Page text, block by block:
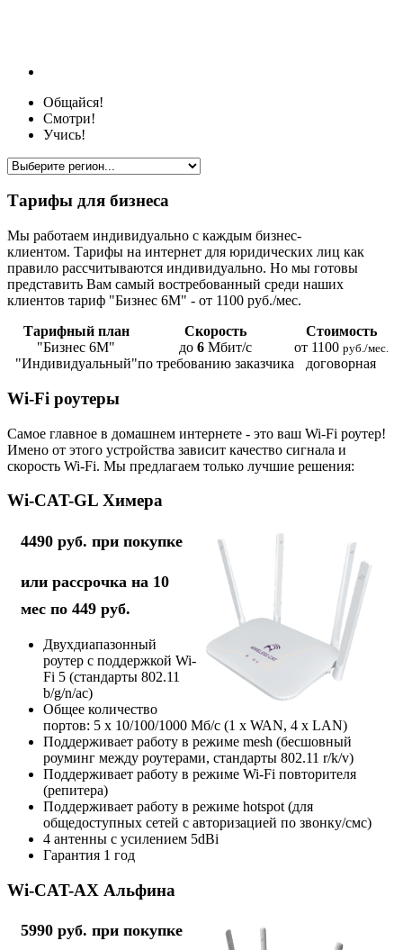
Общайся!
Смотри!
Учись!
Тарифы для бизнеса
Мы работаем индивидуально с каждым бизнес-
клиентом. Тарифы на интернет для юридических лиц как
правило рассчитываются индивидуально. Но мы готовы
представить Вам самый востребованный среди наших
клиентов тариф "Бизнес 6М" - от 1100 руб./мес.
Тарифный план
Скорость
Стоимость
"Бизнес 6М"
до 6 Мбит/с от 1100 руб./мес.
"Индивидуальный"по требованию заказчика договорная
Wi-Fi роутеры
Самое главное в домашнем интернете - это ваш Wi-Fi роутер!
Имено от этого устройства зависит качество сигнала и
скорость Wi-Fi. Мы предлагаем только лучшие решения:
Wi-CAT-GL Химера
4490 руб. при покупке
или рассрочка на 10
мес по 449 руб.
Двухдиапазонный
роутер с поддержкой Wi-
Fi 5 (стандарты 802.11
b/g/n/ac)
Общее количество
портов: 5 х 10/100/1000 Мб/с (1 x WAN, 4 x LAN)
Поддерживает работу в режиме mesh (бесшовный
роуминг между роутерами, стандарты 802.11 r/k/v)
Поддерживает работу в режиме Wi-Fi повторителя
(репитера)
Поддерживает работу в режиме hotspot (для
общедоступных сетей с авторизацией по звонку/смс)
4 антенны с усилением 5dBi
Гарантия 1 год
Wi-CAT-AX Альфина
5990 руб. при покупке